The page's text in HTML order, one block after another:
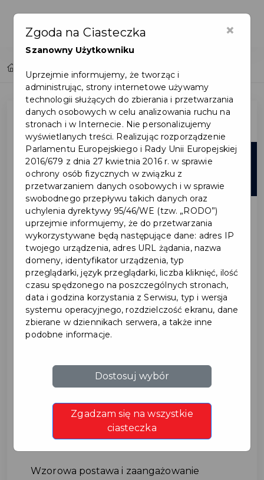
18
Funkcjonariuszka Straży
służby pomogła w ujęciu
sprawcy kradzieży
Wzorowa postawa i zaangażowanie
×
Zgoda na Ciasteczka
Szanowny Użytkowniku
Uprzejmie informujemy, że tworząc i
administrując, strony internetowe używamy
technologii służących do zbierania i przetwarzania
danych osobowych w celu analizowania ruchu na
stronach i w Internecie. Nie personalizujemy
wyświetlanych treści. Realizując rozporządzenie
Parlamentu Europejskiego i Rady Unii Europejskiej
2016/679 z dnia 27 kwietnia 2016 r. w sprawie
ochrony osób fizycznych w związku z
przetwarzaniem danych osobowych i w sprawie
swobodnego przepływu takich danych oraz
uchylenia dyrektywy 95/46/WE (tzw. „RODO”)
uprzejmie informujemy, że do przetwarzania
wykorzystywane będą następujące dane: adres IP
twojego urządzenia, adres URL żądania, nazwa
domeny, identyfikator urządzenia, typ
przeglądarki, język przeglądarki, liczba kliknięć, ilość
czasu spędzonego na poszczególnych stronach,
data i godzina korzystania z Serwisu, typ i wersja
systemu operacyjnego, rozdzielczość ekranu, dane
zbierane w dziennikach serwera, a także inne
podobne informacje.
Dostosuj wybór
Zgadzam się na wszystkie
ciasteczka